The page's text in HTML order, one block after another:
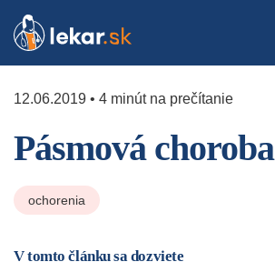
12.06.2019 • 4 minút na prečítanie
Pásmová choroba
ochorenia
V tomto článku sa dozviete